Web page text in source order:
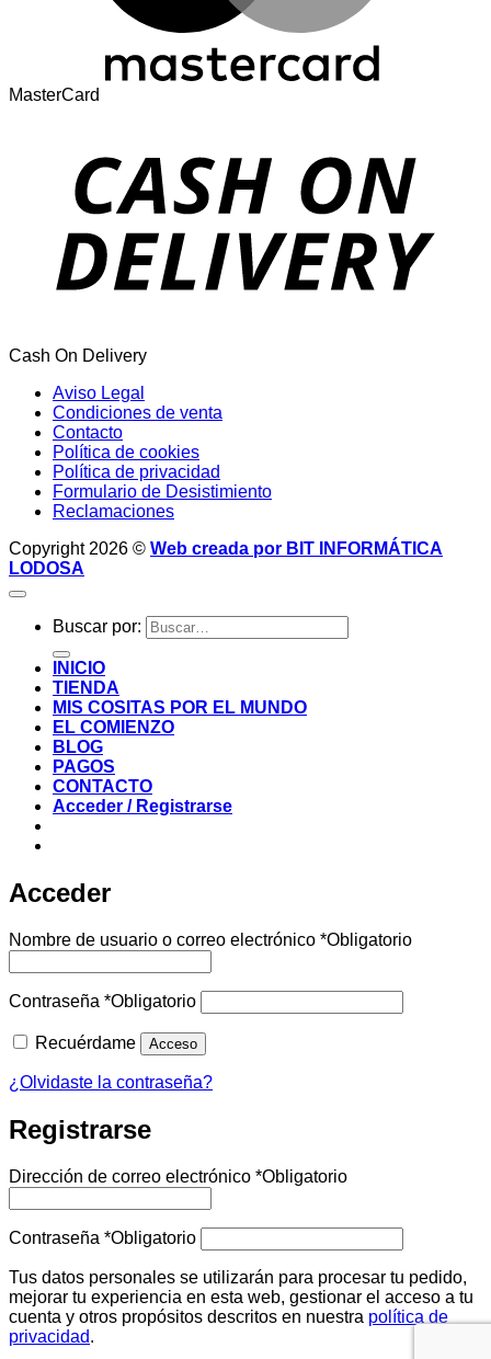
MasterCard
Cash On Delivery
Aviso Legal
Condiciones de venta
Contacto
Política de cookies
Política de privacidad
Formulario de Desistimiento
Reclamaciones
Copyright 2026 © Web creada por BIT INFORMÁTICA
LODOSA
Buscar por:
INICIO
TIENDA
MIS COSITAS POR EL MUNDO
EL COMIENZO
BLOG
PAGOS
CONTACTO
Acceder / Registrarse
Acceder
Nombre de usuario o correo electrónico *Obligatorio
Contraseña *Obligatorio
Recuérdame Acceso
¿Olvidaste la contraseña?
Registrarse
Dirección de correo electrónico *Obligatorio
Contraseña *Obligatorio
Tus datos personales se utilizarán para procesar tu pedido,
mejorar tu experiencia en esta web, gestionar el acceso a tu
cuenta y otros propósitos descritos en nuestra política de
privacidad.